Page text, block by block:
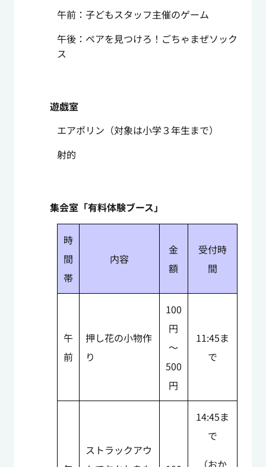
午前：子どもスタッフ主催のゲーム
午後：ペアを見つけろ！ごちゃまぜソック
ス
遊戯室
エアポリン（対象は小学３年生まで）
射的
集会室「有料体験ブース」
時
間
帯
内容
金
額
受付時
間
午
前
押し花の小物作
り
100
円
～
500
円
11:45ま
で
ストラックアウ
14:45ま
で